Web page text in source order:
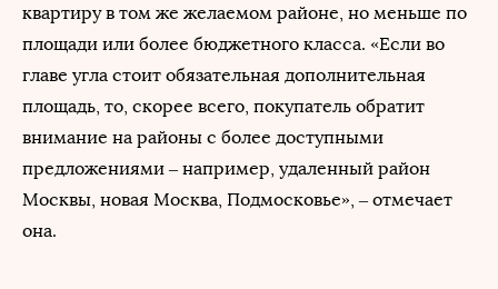
квартиру в том же желаемом районе, но меньше по
площади или более бюджетного класса. «Если во
главе угла стоит обязательная дополнительная
площадь, то, скорее всего, покупатель обратит
внимание на районы с более доступными
предложениями – например, удаленный район
Москвы, новая Москва, Подмосковье», – отмечает
она.